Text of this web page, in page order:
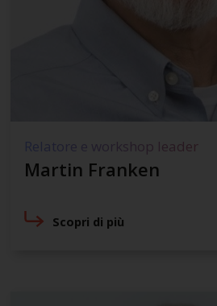
Relatore e workshop leader
Martin Franken
Scopri di più